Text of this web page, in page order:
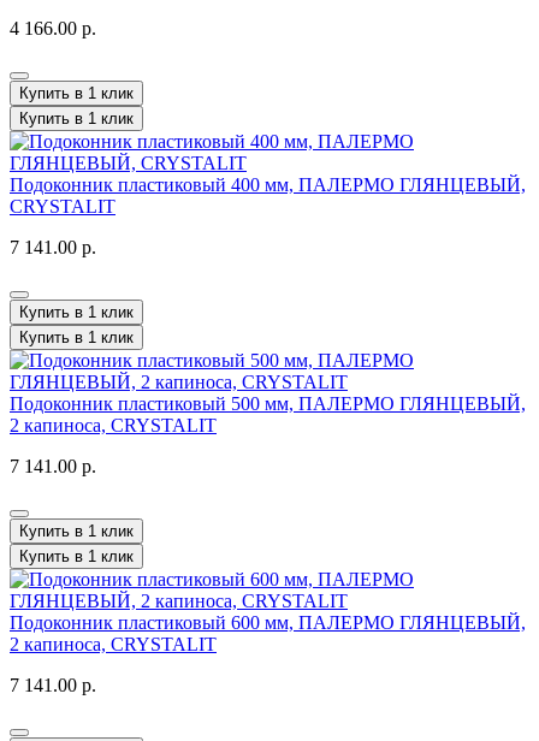
4 166.00 р.
Купить в 1 клик
Купить в 1 клик
Подоконник пластиковый 400 мм, ПАЛЕРМО ГЛЯНЦЕВЫЙ,
CRYSTALIT
7 141.00 р.
Купить в 1 клик
Купить в 1 клик
Подоконник пластиковый 500 мм, ПАЛЕРМО ГЛЯНЦЕВЫЙ,
2 капиноса, CRYSTALIT
7 141.00 р.
Купить в 1 клик
Купить в 1 клик
Подоконник пластиковый 600 мм, ПАЛЕРМО ГЛЯНЦЕВЫЙ,
2 капиноса, CRYSTALIT
7 141.00 р.